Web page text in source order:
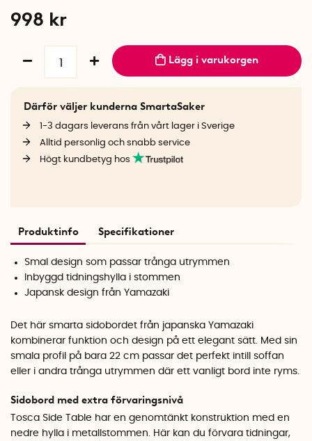
998 kr
Lägg i varukorgen
Därför väljer kunderna SmartaSaker
1-3 dagars leverans från vårt lager i Sverige
Alltid personlig och snabb service
Högt kundbetyg hos
Produktinfo Specifikationer
Smal design som passar trånga utrymmen
Inbyggd tidningshylla i stommen
Japansk design från Yamazaki
Det här smarta sidobordet från japanska Yamazaki
kombinerar funktion och design på ett elegant sätt. Med sin
smala profil på bara 22 cm passar det perfekt intill soffan
eller i andra trånga utrymmen där ett vanligt bord inte ryms.
Sidobord med extra förvaringsnivå
Tosca Side Table har en genomtänkt konstruktion med en
nedre hylla i metallstommen. Här kan du förvara tidningar,